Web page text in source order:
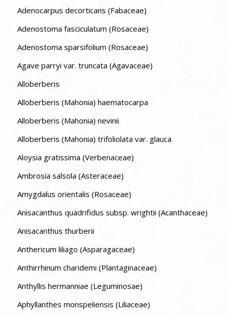
Adenocarpus decorticans (Fabaceae)
Adenostoma fasciculatum (Rosaceae)
Adenostoma sparsifolium (Rosaceae)
Agave parryi var. truncata (Agavaceae)
Alloberberis
Alloberberis (Mahonia) haematocarpa
Alloberberis (Mahonia) nevinii
Alloberberis (Mahonia) trifoliolata var. glauca
Aloysia gratissima (Verbenaceae)
Ambrosia salsola (Asteraceae)
Amygdalus orientalis (Rosaceae)
Anisacanthus quadrifidus subsp. wrightii (Acanthaceae)
Anisacanthus thurberii
Anthericum liliago (Asparagaceae)
Anthirrhinum charidemi (Plantaginaceae)
Anthyllis hermanniae (Leguminosae)
Aphyllanthes monspeliensis (Liliaceae)